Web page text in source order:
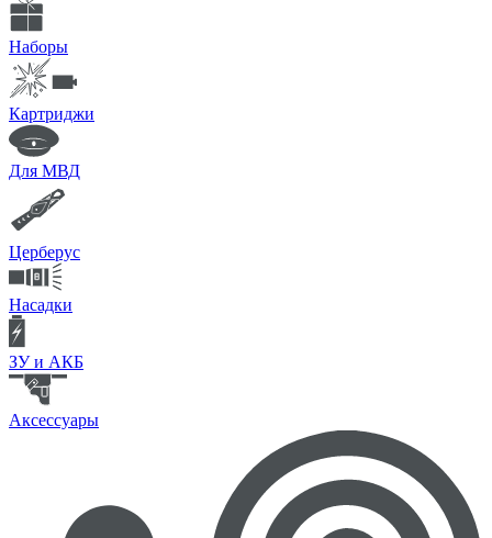
Наборы
Картриджи
Для МВД
Церберус
Насадки
ЗУ и АКБ
Аксессуары